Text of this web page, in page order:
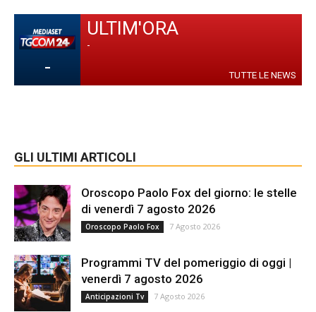
-
ULTIM'ORA
-
TUTTE LE NEWS
GLI ULTIMI ARTICOLI
Oroscopo Paolo Fox del giorno: le stelle
di venerdì 7 agosto 2026
Oroscopo Paolo Fox 7 Agosto 2026
Programmi TV del pomeriggio di oggi |
venerdì 7 agosto 2026
Anticipazioni Tv 7 Agosto 2026